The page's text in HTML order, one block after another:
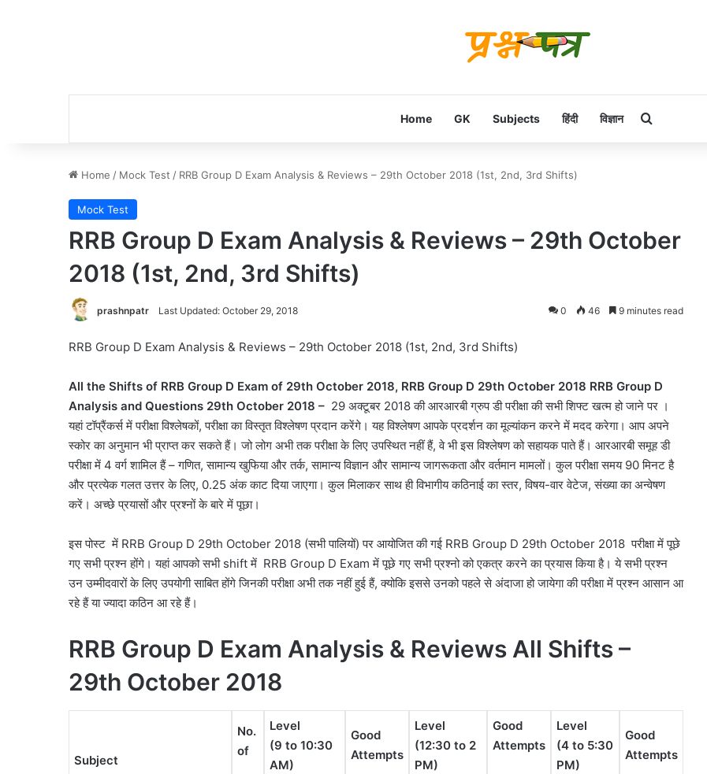
Home GK Subjects हिंदी विज्ञान Search for
Home / Mock Test / RRB Group D Exam Analysis & Reviews – 29th October 2018 (1st, 2nd, 3rd Shifts)
Mock Test
RRB Group D Exam Analysis & Reviews – 29th October
2018 (1st, 2nd, 3rd Shifts)
prashnpatr Last Updated: October 29, 2018 0 46 9 minutes read
RRB Group D Exam Analysis & Reviews – 29th October 2018 (1st, 2nd, 3rd Shifts)
All the Shifts of RRB Group D Exam of 29th October 2018, RRB Group D 29th October 2018 RRB Group D
Analysis and Questions 29th October 2018 – 29 अक्टूबर 2018 की आरआरबी ग्रुप डी परीक्षा की सभी शिफ्ट खत्म हो जाने पर ।
यहां टॉप्रैंकर्स में परीक्षा विश्लेषकों, परीक्षा का विस्तृत विश्लेषण प्रदान करेंगे। यह विश्लेषण आपके प्रदर्शन का मूल्यांकन करने में मदद करेगा। आप अपने
स्कोर का अनुमान भी प्राप्त कर सकते हैं। जो लोग अभी तक परीक्षा के लिए उपस्थित नहीं हैं, वे भी इस विश्लेषण को सहायक पाते हैं। आरआरबी समूह डी
परीक्षा में 4 वर्ग शामिल हैं – गणित, सामान्य खुफिया और तर्क, सामान्य विज्ञान और सामान्य जागरूकता और वर्तमान मामलों। कुल परीक्षा समय 90 मिनट है
और प्रत्येक गलत उत्तर के लिए, 0.25 अंक काट दिया जाएगा। कुल मिलाकर साथ ही विभागीय कठिनाई का स्तर, विषय-वार वेटेज, संख्या का अन्वेषण
करें। अच्छे प्रयासों और प्रश्नों के बारे में पूछा।
इस पोस्ट में RRB Group D 29th October 2018 (सभी पालियों) पर आयोजित की गई RRB Group D 29th October 2018 परीक्षा में पूछे
गए सभी प्रश्न होंगे। यहां आपको सभी shift में RRB Group D Exam में पूछे गए सभी प्रश्नो को एकत्र करने का प्रयास किया है। ये सभी प्रश्न
उन उम्मीदवारों के लिए उपयोगी साबित होंगे जिनकी परीक्षा अभी तक नहीं हुई हैं, क्योकि इससे उनको पहले से अंदाजा हो जायेगा की परीक्षा में प्रश्न आसान आ
रहे हैं या ज्यादा कठिन आ रहे हैं।
RRB Group D Exam Analysis & Reviews All Shifts –
29th October 2018
Subject
No.
of
Level
(9 to 10:30
AM)
Good
Attempts
Level
(12:30 to 2
PM)
Good
Attempts
Level
(4 to 5:30
PM)
Good
Attempts